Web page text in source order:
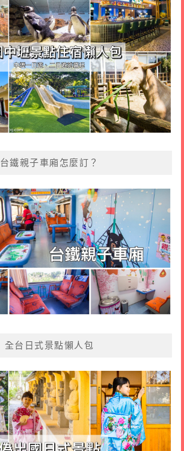
台鐵親子車廂怎麼訂？
全台日式景點懶人包